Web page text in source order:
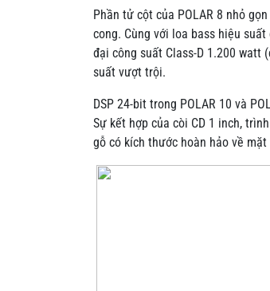
Phần tử cột của POLAR 8 nhỏ
cong. Cùng với loa bass hiệu
đại công suất Class-D 1.200 watt
suất vượt trội.
DSP 24-bit trong POLAR 10 và
Sự kết hợp của còi CD 1 inch,
gỗ có kích thước hoàn hảo về